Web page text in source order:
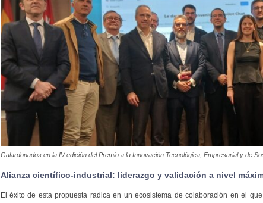
Galardonados en la IV edición del Premio a la Innovación Tecnológica, Empresarial y de
Alianza científico-industrial: liderazgo y validación a nivel
El éxito de esta propuesta radica en un ecosistema de colaboración en el